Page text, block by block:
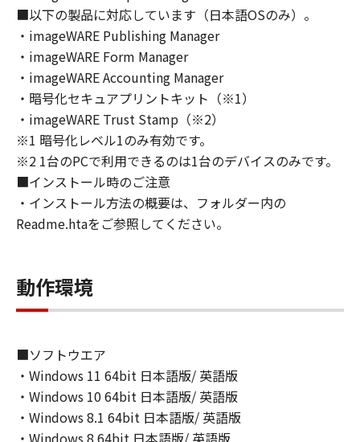
ライセンサーに帰属します。
５．輸出
お客様は、日本国政府または関連する外国政府
より必要な許可等を得ることなしに、「本ソフ
トウェア」の全部または一部を、直接または間
接に輸出してはなりません。
６．サポートおよびアップデート
キヤノン、キヤノンの子会社、関係会社、それ
らの販売代理店および販売店、並びにキヤノン
のライセンサーは、お客様による「本ソフトウ
ェア」の使用を支援すること、および「本ソフ
トウェア」に対してアップデート、バグの修正
７．保証の否認・免責
(1) 「本ソフトウェア」は、『現状のまま』の
状態で使用許諾されます。キヤノン、キヤノン
の関連会社、それらの販売代理店または販売店
のいずれも、「本ソフトウェア」に関して、商
品性および特定の目的への適合性の保証を含
め、いかなる保証も、明示たると黙示たるとを
問わず一切しないものとします。
■以下の製品に対応しています（日本語OSのみ）。
・imageWARE Publishing Manager
・imageWARE Form Manager
・imageWARE Accounting Manager
・暗号化セキュアプリントキット（※1）
・imageWARE Trust Stamp（※2）
※1 暗号化レベル1のみ有効です。
※2 1台のPCで利用できるのは1台のデバイスのみです。
■インストール時のご注意
・インストール方法の概要は、フォルダー内の
Readme.htaをご参照してください。
動作環境
■ソフトウエア
・Windows 11 64bit 日本語版/ 英語版
・Windows 10 64bit 日本語版/ 英語版
・Windows 8.1 64bit 日本語版/ 英語版
・Windows 8 64bit 日本語版/ 英語版